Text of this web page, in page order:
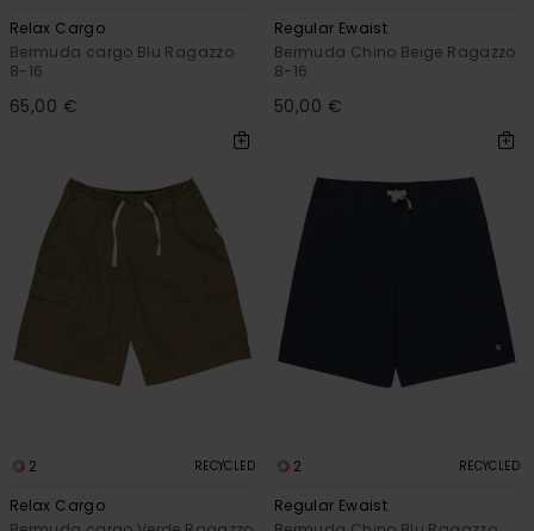
Relax Cargo
Bermuda cargo Blu Ragazzo
8-16
65,00 €
Regular Ewaist
Bermuda Chino Beige Ragazzo
8-16
50,00 €
2 RECYCLED
Relax Cargo
2 RECYCLED
Regular Ewaist